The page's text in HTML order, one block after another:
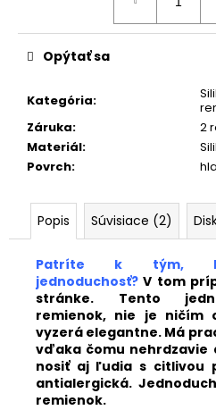
Kategória:
Záruka:
2
Materiál:
Povrch:
Opýtať sa
Popis Súvisiace (2)
Patríte k tým,
jednoduchosť? V tom
stránke. Tento
remienok, nie je ničím
vyzerá elegantne. Má
vďaka čomu nehrdzavie
nosiť aj ľudia s citlivou
antialergická.
remienok.
a
m
KOŽENÝ
ČIERNY
REMIENOK
701/00
€25,90